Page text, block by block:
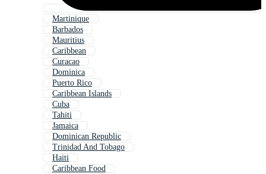
Martinique
Barbados
Mauritius
Caribbean
Curacao
Dominica
Puerto Rico
Caribbean Islands
Cuba
Tahiti
Jamaica
Dominican Republic
Trinidad And Tobago
Haiti
Caribbean Food